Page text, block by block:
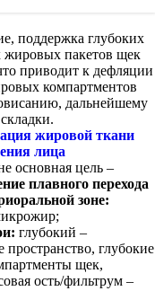
поддержка глубоких
жировых пакетов щек
приводит к дефляции
компартментов
дальнейшему
жировой ткани
лица
основная цель –
плавного перехода
зоне:
глубокий –
пространство, глубокие
щек,
ость/фильтрум –